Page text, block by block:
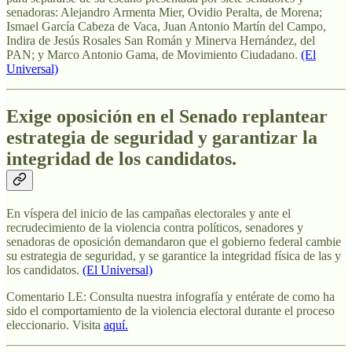
senadoras: Alejandro Armenta Mier, Ovidio Peralta, de Morena;
Ismael García Cabeza de Vaca, Juan Antonio Martín del Campo,
Indira de Jesús Rosales San Román y Minerva Hernández, del
PAN; y Marco Antonio Gama, de Movimiento Ciudadano. (El
Universal)
Exige oposición en el Senado replantear
estrategia de seguridad y garantizar la
integridad de los candidatos.
En víspera del inicio de las campañas electorales y ante el
recrudecimiento de la violencia contra políticos, senadores y
senadoras de oposición demandaron que el gobierno federal cambie
su estrategia de seguridad, y se garantice la integridad física de las y
los candidatos. (El Universal)
Comentario LE: Consulta nuestra infografía y entérate de como ha
sido el comportamiento de la violencia electoral durante el proceso
eleccionario. Visita aquí.